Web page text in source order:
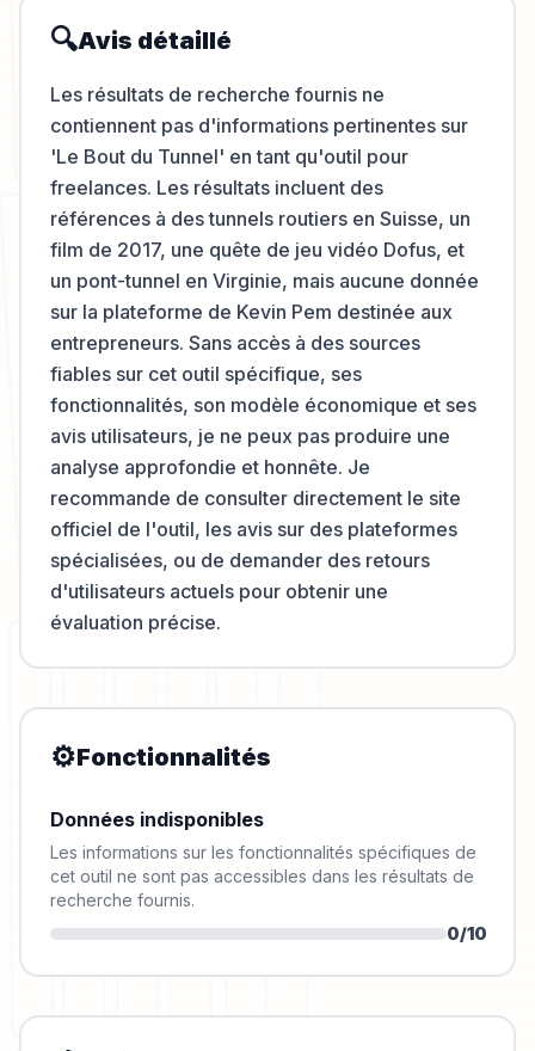
🔍Avis détaillé
Les résultats de recherche fournis ne
contiennent pas d'informations pertinentes sur
'Le Bout du Tunnel' en tant qu'outil pour
freelances. Les résultats incluent des
références à des tunnels routiers en Suisse, un
film de 2017, une quête de jeu vidéo Dofus, et
un pont-tunnel en Virginie, mais aucune donnée
sur la plateforme de Kevin Pem destinée aux
entrepreneurs. Sans accès à des sources
fiables sur cet outil spécifique, ses
fonctionnalités, son modèle économique et ses
avis utilisateurs, je ne peux pas produire une
analyse approfondie et honnête. Je
recommande de consulter directement le site
officiel de l'outil, les avis sur des plateformes
spécialisées, ou de demander des retours
d'utilisateurs actuels pour obtenir une
évaluation précise.
⚙️Fonctionnalités
Données indisponibles
Les informations sur les fonctionnalités spécifiques de
cet outil ne sont pas accessibles dans les résultats de
recherche fournis.
0/10